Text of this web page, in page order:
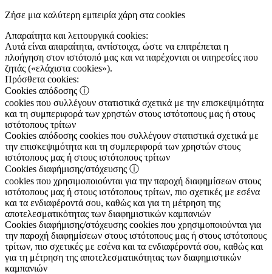
Ζήσε μια καλύτερη εμπειρία χάρη στα cookies
Απαραίτητα και λειτουργικά cookies:
Αυτά είναι απαραίτητα, αντίστοιχα, ώστε να επιτρέπεται η
πλοήγηση στον ιστότοπό μας και να παρέχονται οι υπηρεσίες που
ζητάς («ελάχιστα cookies»).
Πρόσθετα cookies:
Cookies απόδοσης ⓘ
cookies που συλλέγουν στατιστικά σχετικά με την επισκεψιμότητα
και τη συμπεριφορά των χρηστών στους ιστότοπους μας ή στους
ιστότοπους τρίτων
Cookies απόδοσης cookies που συλλέγουν στατιστικά σχετικά με
την επισκεψιμότητα και τη συμπεριφορά των χρηστών στους
ιστότοπους μας ή στους ιστότοπους τρίτων
Cookies διαφήμισης/στόχευσης ⓘ
cookies που χρησιμοποιούνται για την παροχή διαφημίσεων στους
ιστότοπους μας ή στους ιστότοπους τρίτων, πιο σχετικές με εσένα
και τα ενδιαφέροντά σου, καθώς και για τη μέτρηση της
αποτελεσματικότητας των διαφημιστικών καμπανιών
Cookies διαφήμισης/στόχευσης cookies που χρησιμοποιούνται για
την παροχή διαφημίσεων στους ιστότοπους μας ή στους ιστότοπους
τρίτων, πιο σχετικές με εσένα και τα ενδιαφέροντά σου, καθώς και
για τη μέτρηση της αποτελεσματικότητας των διαφημιστικών
καμπανιών